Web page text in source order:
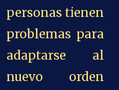
personas tienen
problemas para
adaptarse al
nuevo orden